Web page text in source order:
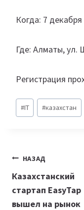
Когда: 7 декабря
Где: Алматы, ул.
Регистрация
Метки
записи:
#IT #казахстан
Навигация
по
записям
НАЗАД
Казахстанский
стартап EasyTap
вышел на рынок